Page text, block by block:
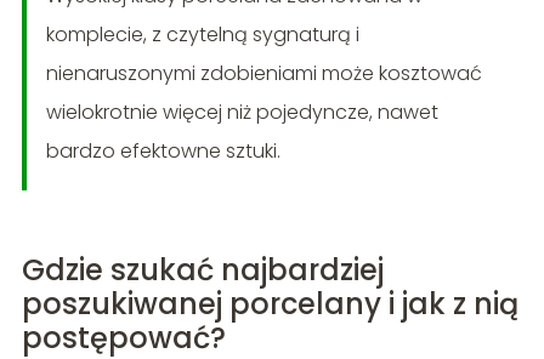
komplecie, z czytelną sygnaturą i
nienaruszonymi zdobieniami może kosztować
wielokrotnie więcej niż pojedyncze, nawet
bardzo efektowne sztuki.
Gdzie szukać najbardziej
poszukiwanej porcelany i jak z nią
postępować?